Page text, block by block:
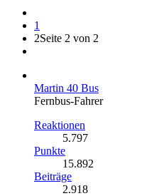
1
2Seite 2 von 2
Martin 40 Bus
Fernbus-Fahrer
Reaktionen
5.797
Punkte
15.892
Beiträge
2.918